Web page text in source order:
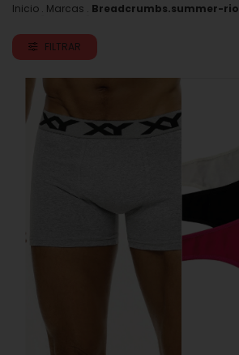
Inicio . Marcas . Breadcrumbs.summer-rio
FILTRAR